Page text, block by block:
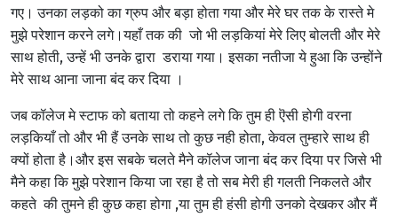
गए। उनका लड़को का ग्रुप और बड़ा होता गया और मेरे घर तक के रास्ते मे
मुझे परेशान करने लगे।यहाँ तक की जो भी लड़कियां मेरे लिए बोलती और मेरे
साथ होती, उन्हें भी उनके द्वारा डराया गया। इसका नतीजा ये हुआ कि उन्होंने
मेरे साथ आना जाना बंद कर दिया ।
जब कॉलेज मे स्टाफ को बताया तो कहने लगे कि तुम ही ऎसी होगी वरना
लड़कियाँ तो और भी हैं उनके साथ तो कुछ नही होता, केवल तुम्हारे साथ ही
क्यों होता है।और इस सबके चलते मैने कॉलेज जाना बंद कर दिया पर जिसे भी
मैने कहा कि मुझे परेशान किया जा रहा है तो सब मेरी ही गलती निकलते और
कहते की तुमने ही कुछ कहा होगा ,या तुम ही हंसी होगी उनको देखकर और मैं